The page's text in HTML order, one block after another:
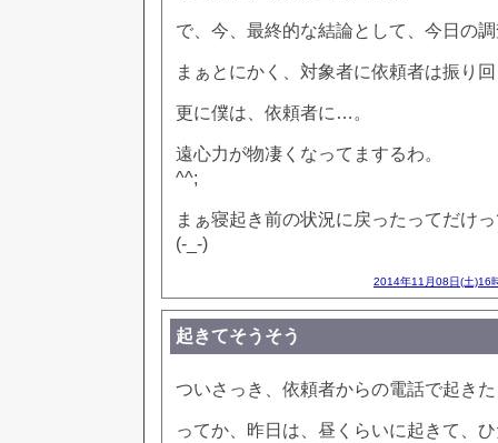
で、今、最終的な結論として、今日の
まぁとにかく、対象者に依頼者は振り
更に僕は、依頼者に…。
遠心力が物凄くなってまするわ。
^^;
まぁ寝起き前の状況に戻ったってだけ
(-_-)
2014年11月08日(土)16
起きてそうそう
ついさっき、依頼者からの電話で起き
ってか、昨日は、昼くらいに起きて、